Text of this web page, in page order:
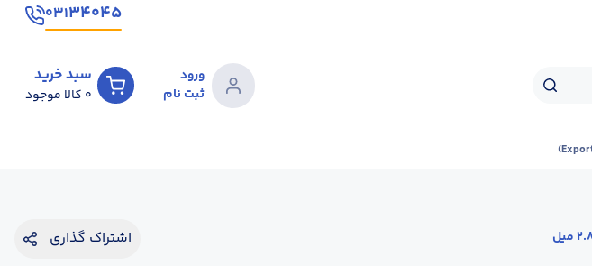
۳۴۰۴۵۰۳۱
ورود
ثبت نام
سبد خرید
0 کالا موجود
اشتراک گذاری